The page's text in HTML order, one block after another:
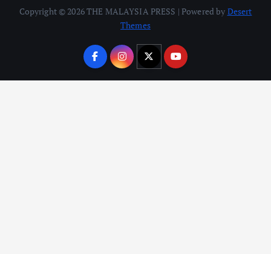
Copyright © 2026 THE MALAYSIA PRESS | Powered by Desert
Themes